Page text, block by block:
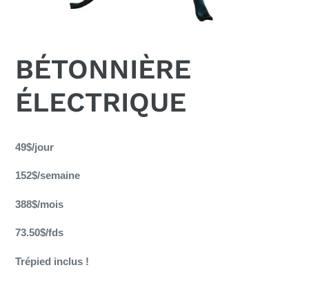
BÉTONNIÈRE
ÉLECTRIQUE
d'un
à
panier
49$/jour
152$/semaine
388$/mois
73.50$/fds
Trépied inclus !